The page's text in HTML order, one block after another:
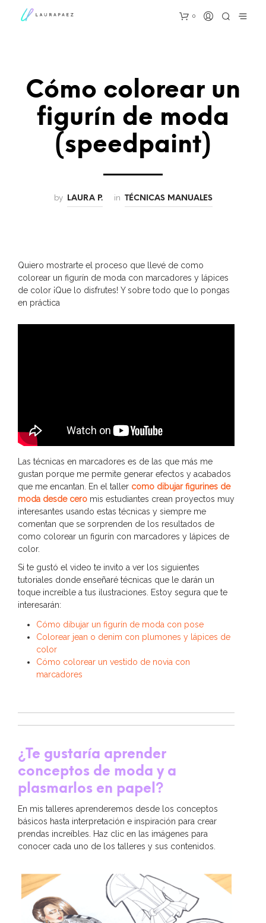
0
Cómo colorear un
figurín de moda
(speedpaint)
by LAURA P. in TÉCNICAS MANUALES
Quiero mostrarte el proceso que llevé de como
colorear un figurín de moda con marcadores y lápices
de color ¡Que lo disfrutes! Y sobre todo que lo pongas
en práctica
Las técnicas en marcadores es de las que más me
gustan porque me permite generar efectos y acabados
que me encantan. En el taller como dibujar figurines de
moda desde cero mis estudiantes crean proyectos muy
interesantes usando estas técnicas y siempre me
comentan que se sorprenden de los resultados de
como colorear un figurín con marcadores y lápices de
color.
Si te gustó el video te invito a ver los siguientes
tutoriales donde enseñaré técnicas que le darán un
toque increíble a tus ilustraciones. Estoy segura que te
interesarán:
Cómo dibujar un figurín de moda con pose
Colorear jean o denim con plumones y lápices de
color
Cómo colorear un vestido de novia con
marcadores
¿Te gustaría aprender
conceptos de moda y a
plasmarlos en papel?
En mis talleres aprenderemos desde los conceptos
básicos hasta interpretación e inspiración para crear
prendas increíbles. Haz clic en las imágenes para
conocer cada uno de los talleres y sus contenidos.